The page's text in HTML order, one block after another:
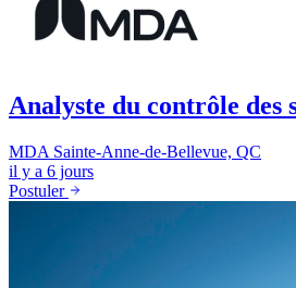
Analyste du contrôle des
MDA Sainte-Anne-de-Bellevue, QC
il y a 6 jours
Postuler